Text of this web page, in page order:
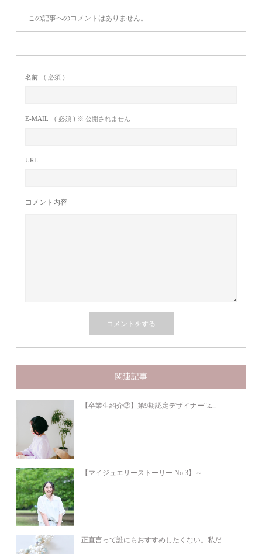
この記事へのコメントはありません。
名前 ( 必須 )
E-MAIL ( 必須 ) ※ 公開されません
URL
コメント内容
関連記事
【卒業生紹介②】第9期認定デザイナー“k...
【マイジュエリーストーリー No.3】～...
正直言って誰にもおすすめしたくない。私だ...